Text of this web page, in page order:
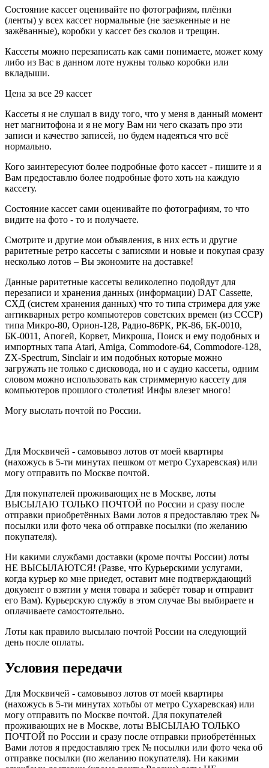
Состояние кассет оценивайте по фотографиям, плёнки
(ленты) у всех кассет нормальные (не заезженные и не
зажёванные), коробки у кассет без сколов и трещин.
Кассеты можно перезаписать как сами понимаете, может кому
либо из Вас в данном лоте нужны только коробки или
вкладыши.
Цена за все 29 кассет
Кассеты я не слушал в виду того, что у меня в данный момент
нет магнитофона и я не могу Вам ни чего сказать про эти
записи и качество записей, но будем надеяться что всё
нормально.
Кого заинтересуют более подробные фото кассет - пишите и я
Вам предоставлю более подробные фото хоть на каждую
кассету.
Состояние кассет сами оценивайте по фотографиям, то что
видите на фото - то и получаете.
Смотрите и другие мои объявления, в них есть и другие
раритетные ретро кассеты с записями и новые и покупая сразу
несколько лотов – Вы экономите на доставке!
Данные раритетные кассеты великолепно подойдут для
перезаписи и хранения данных (информации) DAT Cassette,
СХД (систем хранения данных) что то типа стримера для уже
антикварных ретро компьютеров советских времен (из СССР)
типа Микро-80, Орион-128, Радио-86РК, РК-86, БК-0010,
БК-0011, Апогей, Корвет, Микроша, Поиск и ему подобных и
импортных тапа Atari, Amiga, Commodore-64, Commodore-128,
ZX-Spectrum, Sinclair и им подобных которые можно
загружать не только с дисковода, но и с аудио кассеты, одним
словом можно использовать как стриммерную кассету для
компьютеров прошлого столетия! Инфы влезет много!
Могу выслать почтой по России.
Для Москвичей - самовывоз лотов от моей квартиры
(нахожусь в 5-ти минутах пешком от метро Сухаревская) или
могу отправить по Москве почтой.
Для покупателей проживающих не в Москве, лоты
ВЫСЫЛАЮ ТОЛЬКО ПОЧТОЙ по России и сразу после
отправки приобретённых Вами лотов я предоставляю трек №
посылки или фото чека об отправке посылки (по желанию
покупателя).
Ни какими службами доставки (кроме почты России) лоты
НЕ ВЫСЫЛАЮТСЯ! (Разве, что Курьерскими услугами,
когда курьер ко мне приедет, оставит мне подтверждающий
документ о взятии у меня товара и заберёт товар и отправит
его Вам). Курьерскую службу в этом случае Вы выбираете и
оплачиваете самостоятельно.
Лоты как правило высылаю почтой России на следующий
день после оплаты.
Условия передачи
Для Москвичей - самовывоз лотов от моей квартиры
(нахожусь в 5-ти минутах хотьбы от метро Сухаревская) или
могу отправить по Москве почтой. Для покупателей
проживающих не в Москве, лоты ВЫСЫЛАЮ ТОЛЬКО
ПОЧТОЙ по России и сразу после отправки приобретённых
Вами лотов я предоставляю трек № посылки или фото чека об
отправке посылки (по желанию покупателя). Ни какими